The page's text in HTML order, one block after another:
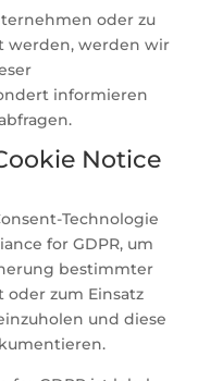
oder zu
werden, werden wir
informieren
Notice
Technologie
for GDPR, um
bestimmter
oder zum Einsatz
und diese